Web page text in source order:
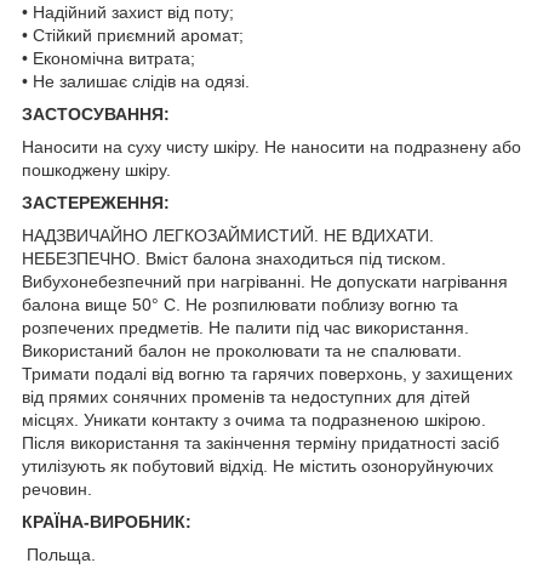
• Надійний захист від поту;
• Стійкий приємний аромат;
• Економічна витрата;
• Не залишає слідів на одязі.
ЗАСТОСУВАННЯ:
Наносити на суху чисту шкіру. Не наносити на подразнену або
пошкоджену шкіру.
ЗАСТЕРЕЖЕННЯ:
НАДЗВИЧАЙНО ЛЕГКОЗАЙМИСТИЙ. НЕ ВДИХАТИ.
НЕБЕЗПЕЧНО. Вміст балона знаходиться під тиском.
Вибухонебезпечний при нагріванні. Не допускати нагрівання
балона вище 50° С. Не розпилювати поблизу вогню та
розпечених предметів. Не палити під час використання.
Використаний балон не проколювати та не спалювати.
Тримати подалі від вогню та гарячих поверхонь, у захищених
від прямих сонячних променів та недоступних для дітей
місцях. Уникати контакту з очима та подразненою шкірою.
Після використання та закінчення терміну придатності засіб
утилізують як побутовий відхід. Не містить озоноруйнуючих
речовин.
КРАЇНА-ВИРОБНИК:
Польща.